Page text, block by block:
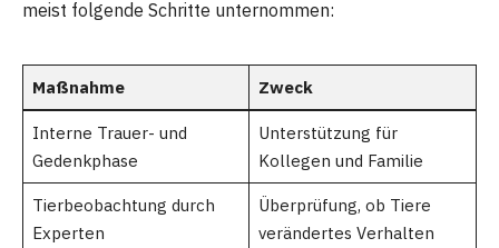
meist folgende Schritte unternommen:
Maßnahme Zweck
Interne Trauer- und
Gedenkphase
Unterstützung für
Kollegen und Familie
Tierbeobachtung durch
Experten
Überprüfung, ob Tiere
verändertes Verhalten